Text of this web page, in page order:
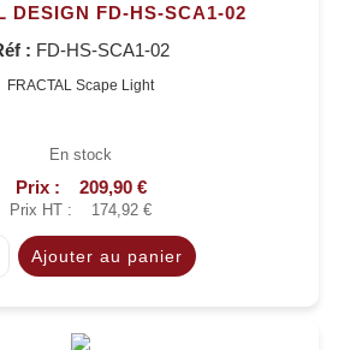
DESIGN FD-HS-SCA1-02
: FD-HS-SCA1-02
FRACTAL Scape Light
En stock
Prix : 209,90 €
Prix HT : 174,92 €